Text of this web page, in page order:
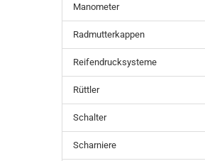
Manometer
Radmutterkappen
Reifendrucksysteme
Rüttler
Schalter
Scharniere